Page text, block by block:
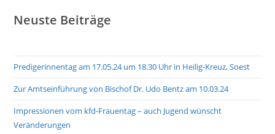
Neuste Beiträge
Predigerinnentag am 17.05.24 um 18.30 Uhr in Heilig-Kreuz, Soest
Zur Amtseinführung von Bischof Dr. Udo Bentz am 10.03.24
Impressionen vom kfd-Frauentag – auch Jugend wünscht
Veränderungen